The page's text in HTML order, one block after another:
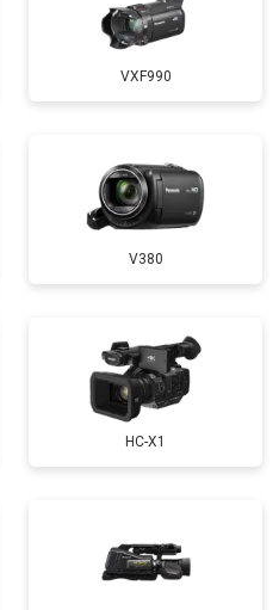
VXF990
V380
HC-X1